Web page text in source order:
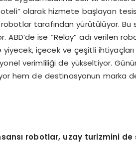
oteli” olarak hizmete başlayan
tarafından yürütülüyor.
ABD’de ise “Relay” adı verilen
içecek ve çeşitli
verimliliği de yükseltiyor.
hem de destinasyonun marka
robotlar, uzay turizmini de